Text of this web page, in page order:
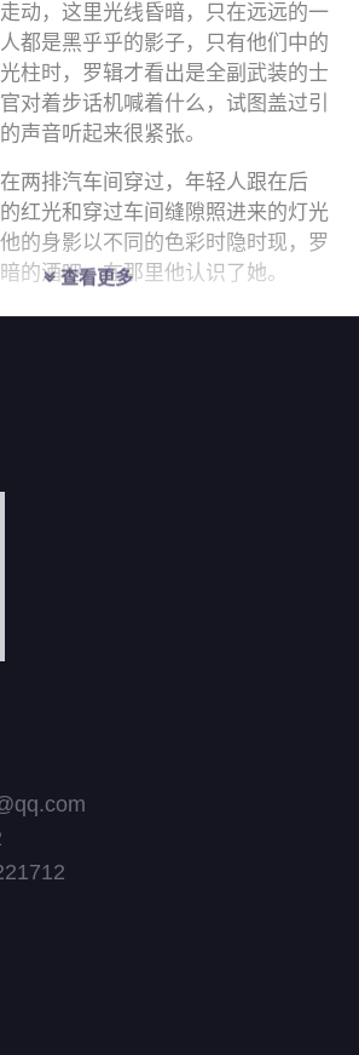
动，这里光线昏暗，只在远远的一
都是黑乎乎的影子，只有他们中的
柱时，罗辑才看出是全副武装的士
对着步话机喊着什么，试图盖过引
声音听起来很紧张。
两排汽车间穿过，年轻人跟在后
红光和穿过车间缝隙照进来的灯光
的身影以不同的色彩时隐时现，罗
的酒吧，在那里他认识了她。
查看更多